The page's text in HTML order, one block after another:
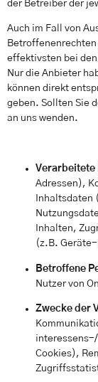
der Betreiber der
Auch im Fall von
effektivsten bei
Nur die Anbieter
können direkt
geben. Sollten Sie
an uns wenden.
Verarbeitete
Adressen),
Inhaltsdaten
Inhalten,
(z.B.
Betroffene
Nutzer von
Zwecke der
Cookies),